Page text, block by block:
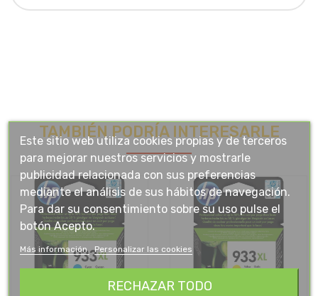
TAMBIÉN PODRÍA INTERESARLE
Este sitio web utiliza cookies propias y de terceros
para mejorar nuestros servicios y mostrarle
publicidad relacionada con sus preferencias
mediante el análisis de sus hábitos de navegación.
Para dar su consentimiento sobre su uso pulse el
botón Acepto.
Más información Personalizar las cookies
RECHAZAR TODO